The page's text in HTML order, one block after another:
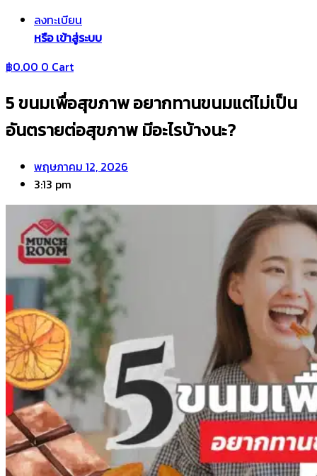
ลงทะเบียน
หรือ เข้าสู่ระบบ
฿0.00 0 Cart
5 ขนมเพื่อสุขภาพ อยากทานขนมแต่ไม่เป็น
อันตรายต่อสุขภาพ มีอะไรบ้างนะ?
พฤษภาคม 12, 2026
3:13 pm